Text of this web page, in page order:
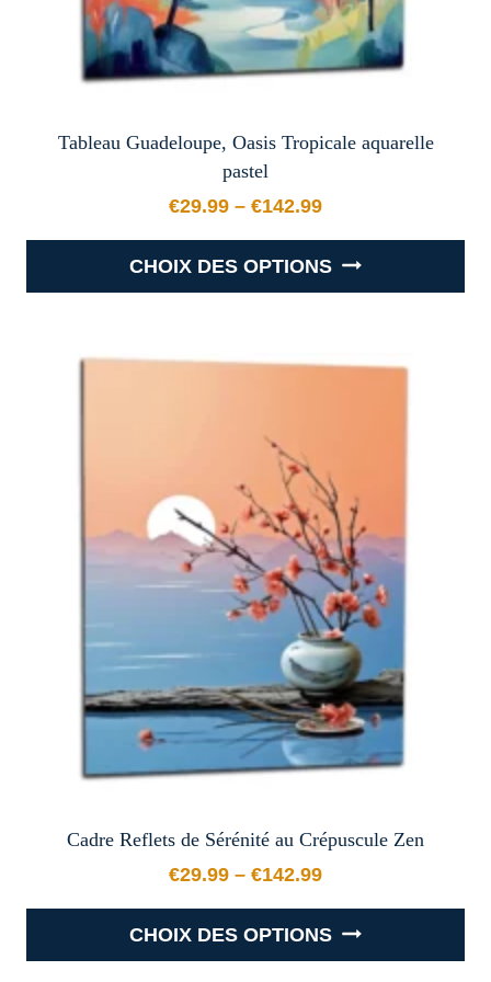
produit
Tableau Guadeloupe, Oasis Tropicale aquarelle
pastel
€29.99 – €142.99
Plage de prix : €29.99 à
CHOIX DES OPTIONS
a
options
peuvent
être
choisies
sur
page
du
produit
Cadre Reflets de Sérénité au Crépuscule Zen
€29.99 – €142.99
Plage de prix : €29.99 à
CHOIX DES OPTIONS